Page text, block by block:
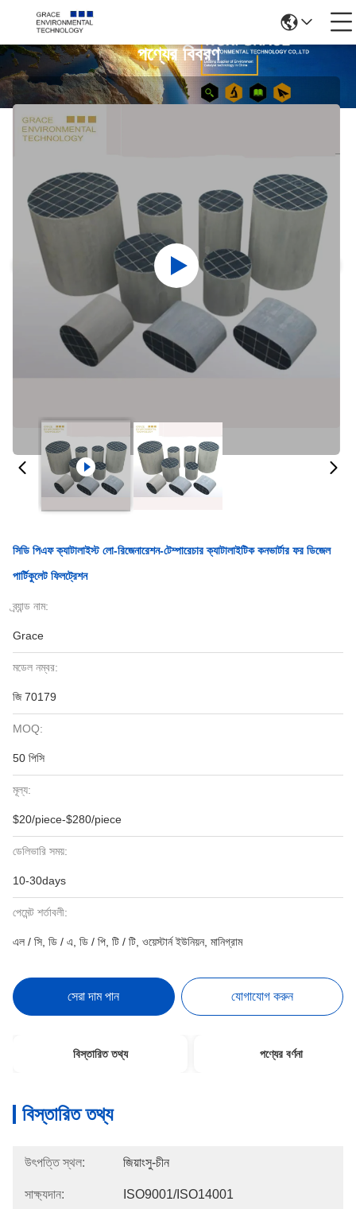
পণ্যের বিবরণ
সিডি পিএফ ক্যাটালাইস্ট লো-রিজেনারেশন-টেম্পারেচার ক্যাটালাইটিক কনভার্টার ফর ডিজেল
পার্টিকুলেট ফিলট্রেশন
ব্র্যান্ড নাম:
Grace
মডেল নম্বর:
জি 70179
MOQ:
50 পিসি
মূল্য:
$20/piece-$280/piece
ডেলিভারি সময়:
10-30days
পেমেন্ট শর্তাবলী:
এল / সি, ডি / এ, ডি / পি, টি / টি, ওয়েস্টার্ন ইউনিয়ন, মানিগ্রাম
সেরা দাম পান যোগাযোগ করুন
বিস্তারিত তথ্য পণ্যের বর্ণনা
বিস্তারিত তথ্য
উৎপত্তি স্থল: জিয়াংসু-চীন
সাক্ষ্যদান: ISO9001/ISO14001